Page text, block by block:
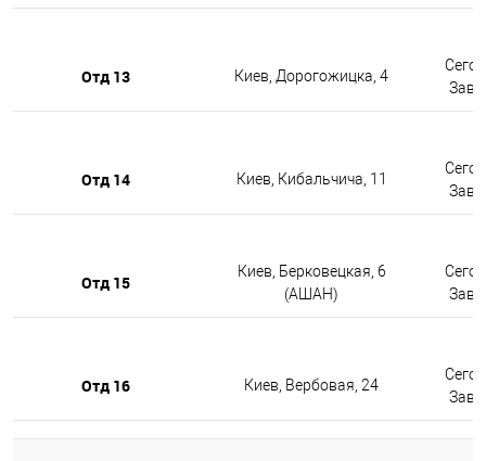
Отд 13 Киев, Дорогожицка, 4
Отд 14 Киев, Кибальчича, 11
Отд 15
Киев, Берковецкая, 6
(АШАН)
Отд 16 Киев, Вербовая, 24